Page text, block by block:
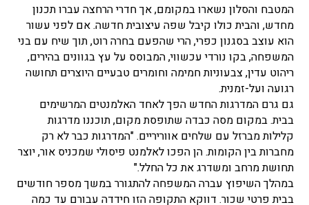
המטבח והסלון נשארו במקומם, אך חדרי הרחצה עברו תכנון
מחדש, והבית כולו קיבל שפה עיצובית חדשה. אם לפני עשור
הוא עוצב בסגנון כפרי, הרי שהפעם בחרה רוט, תוך שיח עם בני
המשפחה, בקו נורדי עכשווי, המבוסס על עץ בגוונים בהירים,
ריהוט עדין, צבעוניות חמימה וחומרים טבעיים היוצרים תחושה
רגועה ועל-זמנית.
גם גרם המדרגות החדש הפך לאחד האלמנטים המרשימים
בבית. במקום מסה כבדה שתופסת מקום, תוכננו מדרגות
קלילות מברזל עם שלחים אווריריים. "המדרגות כבר לא רק
מחברות בין הקומות. הן הפכו לאלמנט פיסולי שמכניס אור, יוצר
תחושת מרחב ומשדרג את כל החלל."
במהלך השיפוץ עברה המשפחה להתגורר במשך מספר חודשים
בבית פרטי שכור. דווקא התקופה הזו חידדה עבורם עד כמה